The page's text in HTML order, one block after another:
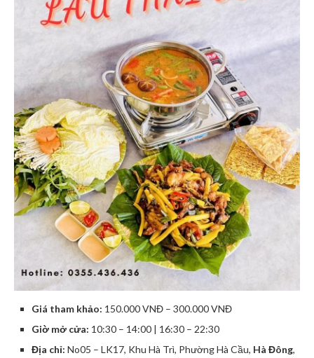
Giá tham khảo: 150.000 VNĐ – 300.000 VNĐ
Giờ mở cửa: 10:30 – 14:00 | 16:30 – 22:30
Địa chỉ: No05 – LK17, Khu Hà Trì, Phường Hà Cầu, Hà Đông,